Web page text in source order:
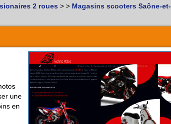
2 roues > > Magasins scooters Saône-et-
une
en